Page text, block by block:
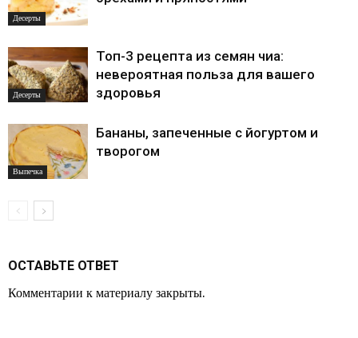
Десерты
Десерты
Топ-3 рецепта из семян чиа:
невероятная польза для вашего
здоровья
Выпечка
Бананы, запеченные с йогуртом и
творогом
ОСТАВЬТЕ ОТВЕТ
Комментарии к материалу закрыты.